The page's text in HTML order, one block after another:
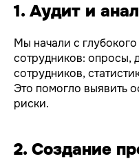
1. Аудит и
Мы начали с
сотрудников: опросы,
сотрудников,
Это помогло выявить
риски.
2. Создание